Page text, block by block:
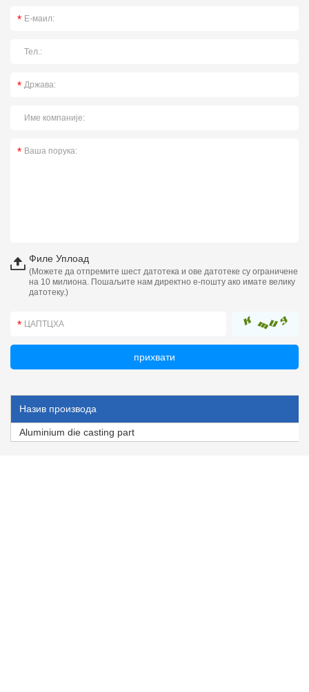
Филе Уплоад
(Можете да отпремите шест датотека и ове датотеке су ограничене
на 10 милиона. Пошаљите нам директно е-пошту ако имате велику
датотеку.)
Назив производа
Aluminium die casting part